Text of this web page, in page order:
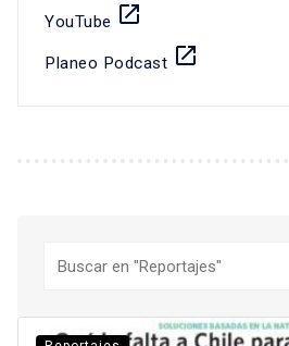
YouTube launch
Planeo Podcast launch